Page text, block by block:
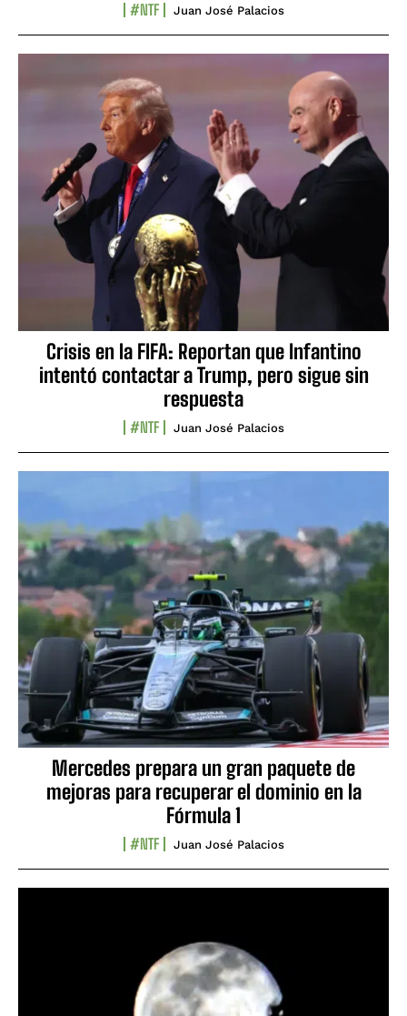
#NTF Juan José Palacios
Crisis en la FIFA: Reportan que Infantino
intentó contactar a Trump, pero sigue sin
respuesta
#NTF Juan José Palacios
Mercedes prepara un gran paquete de
mejoras para recuperar el dominio en la
Fórmula 1
#NTF Juan José Palacios